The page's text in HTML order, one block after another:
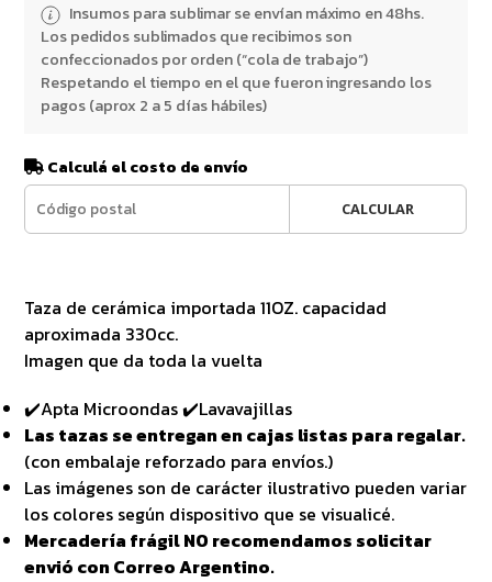
Insumos para sublimar se envían máximo en 48hs.
Los pedidos sublimados que recibimos son
confeccionados por orden (“cola de trabajo”)
Respetando el tiempo en el que fueron ingresando los
pagos (aprox 2 a 5 días hábiles)
Calculá el costo de envío
CALCULAR
Taza de cerámica importada 11OZ. capacidad
aproximada 330cc.
Imagen que da toda la vuelta
✔️Apta Microondas ✔️Lavavajillas
Las tazas se entregan en cajas listas para regalar.
(con embalaje reforzado para envíos.)
Las imágenes son de carácter ilustrativo pueden variar
los colores según dispositivo que se visualicé.
Mercadería frágil NO recomendamos solicitar
envió con Correo Argentino.